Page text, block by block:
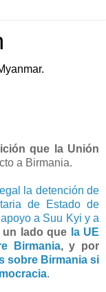
que la Unión
a Birmania.
la detención de
de Estado de
a Suu Kyi y a
un lado que la UE
Birmania, y por
sobre Birmania si
.